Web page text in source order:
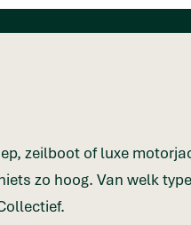
zeilboot of luxe
zo hoog. Van welk